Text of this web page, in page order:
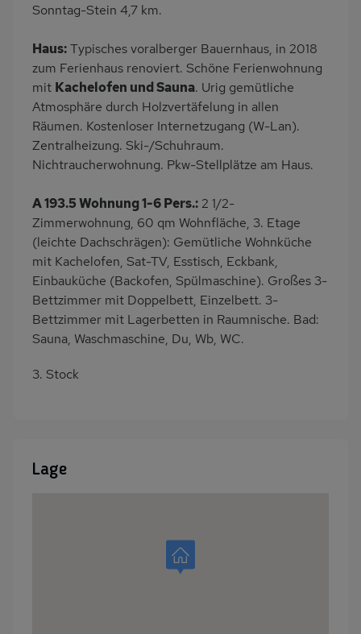
Kühlschrank
Ruhige Lage
Babybett
Kinderhochstuhl
Nichtraucher
Wb/WC
Terrassenmöbel
Sonntag-Stein 4,7 km.
Haus:Typisches voralberger Bauernhaus, in 2018
zum Ferienhaus renoviert. Schöne Ferienwohnung
mit Kachelofen und Sauna. Urig gemütliche
Atmosphäre durch Holzvertäfelung in allen
Räumen. Kostenloser Internetzugang (W-Lan).
Zentralheizung. Ski-/Schuhraum.
Nichtraucherwohnung. Pkw-Stellplätze am Haus.
A 193.5 Wohnung 1-6 Pers.: 2 1/2-
Zimmerwohnung, 60 qm Wohnfläche, 3. Etage
(leichte Dachschrägen): Gemütliche Wohnküche
mit Kachelofen, Sat-TV, Esstisch, Eckbank,
Einbauküche (Backofen, Spülmaschine). Großes 3-
Bettzimmer mit Doppelbett, Einzelbett. 3-
Bettzimmer mit Lagerbetten in Raumnische. Bad:
Sauna, Waschmaschine, Du, Wb, WC.
3. Stock
Lage